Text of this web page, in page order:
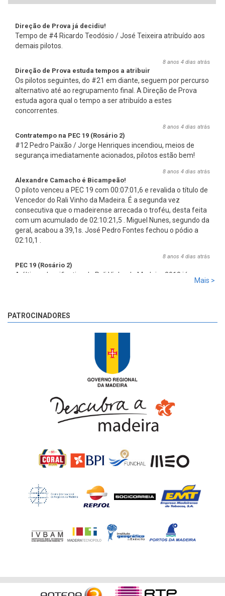
Direção de Prova já decidiu!
Tempo de #4 Ricardo Teodósio / José Teixeira atribuído aos
demais pilotos.
8 anos 4 dias atrás
Direção de Prova estuda tempos a atribuir
Os pilotos seguintes, do #21 em diante, seguem por percurso
alternativo até ao regrupamento final. A Direção de Prova
estuda agora qual o tempo a ser atribuído a estes
concorrentes.
8 anos 4 dias atrás
Contratempo na PEC 19 (Rosário 2)
#12 Pedro Paixão / Jorge Henriques incendiou, meios de
segurança imediatamente acionados, pilotos estão bem!
8 anos 4 dias atrás
Alexandre Camacho é Bicampeão!
O piloto venceu a PEC 19 com 00:07:01,6 e revalida o título de
Vencedor do Rali Vinho da Madeira. É a segunda vez
consecutiva que o madeirense arrecada o troféu, desta feita
com um acumulado de 02:10:21,5 . Miguel Nunes, segundo da
geral, acabou a 39,1s. José Pedro Fontes fechou o pódio a
02:10,1 .
8 anos 4 dias atrás
PEC 19 (Rosário 2)
A última classificativa do Rali Vinho da Madeira 2018 já
Mais >
PATROCINADORES